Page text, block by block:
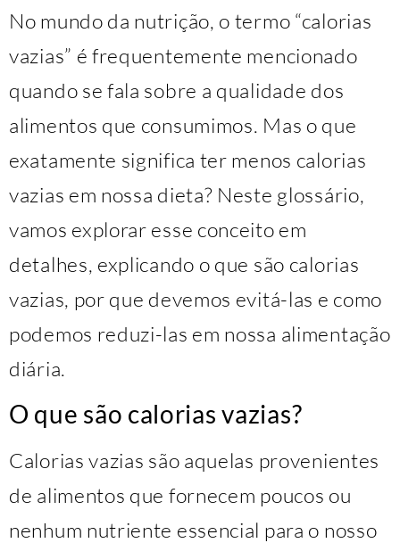
No mundo da nutrição, o termo “calorias
vazias” é frequentemente mencionado
quando se fala sobre a qualidade dos
alimentos que consumimos. Mas o que
exatamente significa ter menos calorias
vazias em nossa dieta? Neste glossário,
vamos explorar esse conceito em
detalhes, explicando o que são calorias
vazias, por que devemos evitá-las e como
podemos reduzi-las em nossa alimentação
diária.
O que são calorias vazias?
Calorias vazias são aquelas provenientes
de alimentos que fornecem poucos ou
nenhum nutriente essencial para o nosso